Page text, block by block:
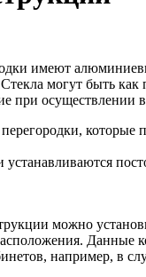
имеют
могут быть как
при осуществлении
которые
можно
Данные
например, в